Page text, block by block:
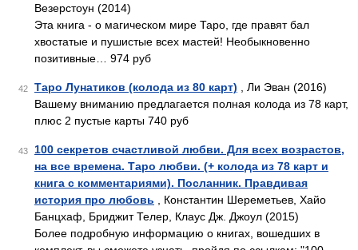
Везерстоун (2014)
Эта книга - о магическом мире Таро, где правят бал
хвостатые и пушистые всех мастей! Необыкновенно
позитивные… 974 руб
42 Таро Лунатиков (колода из 80 карт) , Ли Эван (2016)
Вашему вниманию предлагается полная колода из 78 карт,
плюс 2 пустые карты 740 руб
43
100 секретов счастливой любви. Для всех возрастов,
на все времена. Таро любви. (+ колода из 78 карт и
книга с комментариями). Посланник. Правдивая
история про любовь , Константин Шереметьев, Хайо
Банцхаф, Бриджит Телер, Клаус Дж. Джоул (2015)
Более подробную информацию о книгах, вошедших в